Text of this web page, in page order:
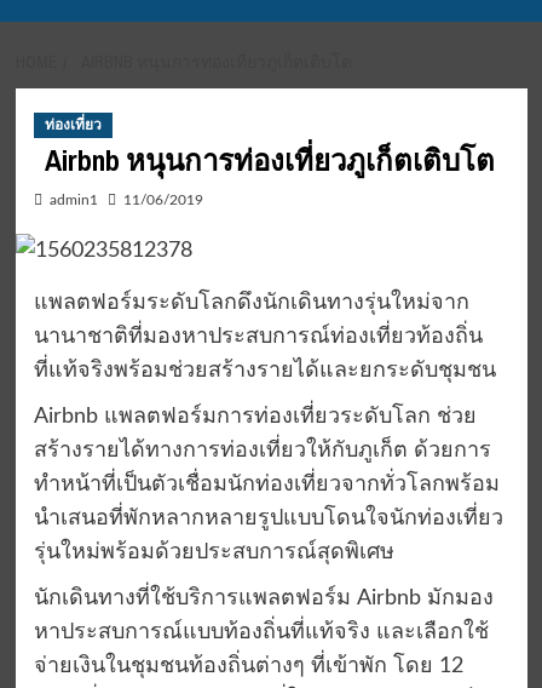
ท่องเที่ยว
Airbnb หนุนการท่องเที่ยวภูเก็ตเติบโต
admin1 11/06/2019
แพลตฟอร์มระดับโลกดึงนักเดินทางรุ่นใหม่จาก
นานาชาติที่มองหาประสบการณ์ท่องเที่ยวท้องถิ่น
ที่แท้จริงพร้อมช่วยสร้างรายได้และยกระดับชุมชน
Airbnb แพลตฟอร์มการท่องเที่ยวระดับโลก ช่วย
สร้างรายได้ทางการท่องเที่ยวให้กับภูเก็ต ด้วยการ
ทำหน้าที่เป็นตัวเชื่อมนักท่องเที่ยวจากทั่วโลกพร้อม
นำเสนอที่พักหลากหลายรูปแบบโดนใจนักท่องเที่ยว
รุ่นใหม่พร้อมด้วยประสบการณ์สุดพิเศษ
นักเดินทางที่ใช้บริการแพลตฟอร์ม Airbnb มักมอง
หาประสบการณ์แบบท้องถิ่นที่แท้จริง และเลือกใช้
จ่ายเงินในชุมชนท้องถิ่นต่างๆ ที่เข้าพัก โดย 12